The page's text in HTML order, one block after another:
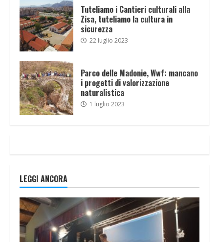
Tuteliamo i Cantieri culturali alla
Zisa, tuteliamo la cultura in
sicurezza
22 luglio 2023
Parco delle Madonie, Wwf: mancano
i progetti di valorizzazione
naturalistica
1 luglio 2023
LEGGI ANCORA